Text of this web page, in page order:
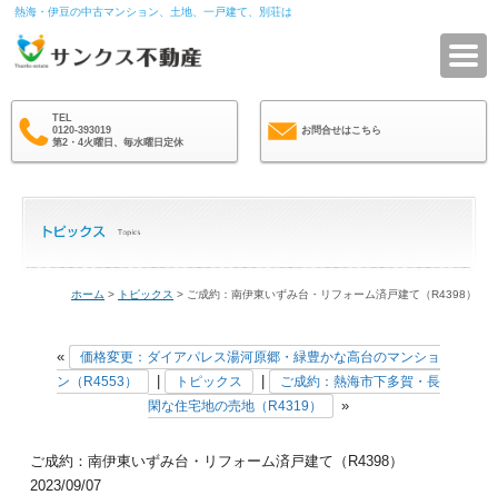
熱海・伊豆の中古マンション、土地、一戸建て、別荘は
TEL
0120-393019
第2・4火曜日、毎水曜日定休
お問合せはこちら
ホーム > トピックス > ご成約：南伊東いずみ台・リフォーム済戸建て（R4398）
«
価格変更：ダイアパレス湯河原郷・緑豊かな高台のマンショ
ン（R4553）
トピックス
ご成約：熱海市下多賀・長
閑な住宅地の売地（R4319）
»
ご成約：南伊東いずみ台・リフォーム済戸建て（R4398）
2023/09/07